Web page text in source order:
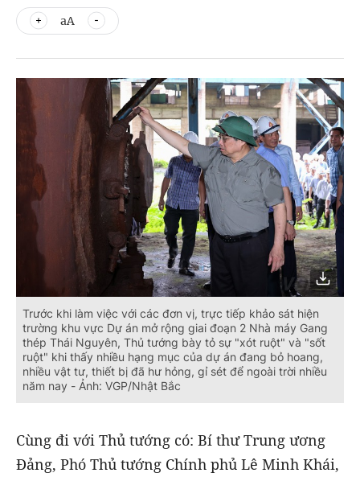
aA
Trước khi làm việc với các đơn vị, trực tiếp khảo sát hiện
trường khu vực Dự án mở rộng giai đoạn 2 Nhà máy Gang
thép Thái Nguyên, Thủ tướng bày tỏ sự "xót ruột" và "sốt
ruột" khi thấy nhiều hạng mục của dự án đang bỏ hoang,
nhiều vật tư, thiết bị đã hư hỏng, gỉ sét để ngoài trời nhiều
năm nay - Ảnh: VGP/Nhật Bắc
Cùng đi với Thủ tướng có: Bí thư Trung ương
Đảng, Phó Thủ tướng Chính phủ Lê Minh Khái,